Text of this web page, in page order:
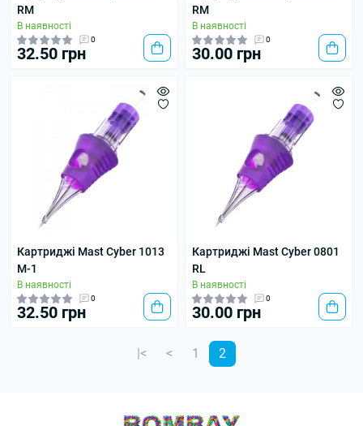
RM
В наявності
0
32.50 грн
RM
В наявності
0
30.00 грн
Картриджі Mast Cyber 1013
M-1
В наявності
0
32.50 грн
Картриджі Mast Cyber 0801
RL
В наявності
0
30.00 грн
|< < 1 2